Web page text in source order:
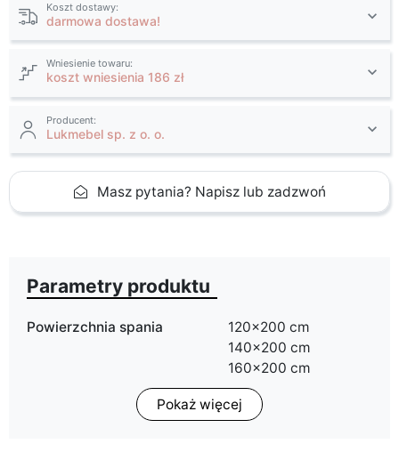
Koszt dostawy:
darmowa dostawa!
Wniesienie towaru:
koszt wniesienia 186 zł
Producent:
Lukmebel sp. z o. o.
Masz pytania? Napisz lub zadzwoń
Parametry produktu
Powierzchnia spania
120x200 cm
140x200 cm
160x200 cm
180x200 cm
Pokaż więcej